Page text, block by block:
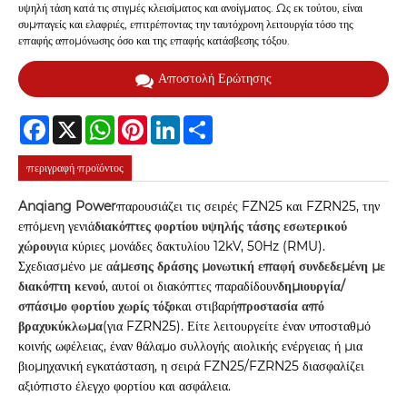
υψηλή τάση κατά τις στιγμές κλεισίματος και ανοίγματος. Ως εκ τούτου, είναι
συμπαγείς και ελαφριές, επιτρέποντας την ταυτόχρονη λειτουργία τόσο της
επαφής απομόνωσης όσο και της επαφής κατάσβεσης τόξου.
Αποστολή Ερώτησης
Facebook
X WhatsAppPinterestLinkedIn
περιγραφή προϊόντος
Anqiang Powerπαρουσιάζει τις σειρές FZN25 και FZRN25, την
επόμενη γενιάδιακόπτες φορτίου υψηλής τάσης εσωτερικού
χώρουγια κύριες μονάδες δακτυλίου 12kV, 50Hz (RMU).
Σχεδιασμένο με αάμεσης δράσης μονωτική επαφή συνδεδεμένη με
διακόπτη κενού, αυτοί οι διακόπτες παραδίδουνδημιουργία/
σπάσιμο φορτίου χωρίς τόξοκαι στιβαρήπροστασία από
βραχυκύκλωμα(για FZRN25). Είτε λειτουργείτε έναν υποσταθμό
κοινής ωφέλειας, έναν θάλαμο συλλογής αιολικής ενέργειας ή μια
βιομηχανική εγκατάσταση, η σειρά FZN25/FZRN25 διασφαλίζει
αξιόπιστο έλεγχο φορτίου και ασφάλεια.